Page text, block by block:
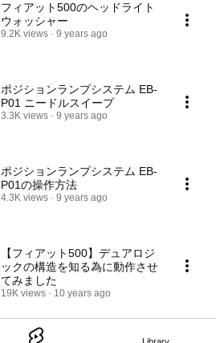
フィアット500のヘッドライト
ウォッシャー
9.2K views 9 years ago
ポジションランプシステム EB-
P01 ニードルスイープ
3.3K views 9 years ago
ポジションランプシステム EB-
P01の操作方法
4.3K views 9 years ago
【フィアット500】デュアロジ
ックの構造を知る為に動作させ
てみました
19K views 10 years ago